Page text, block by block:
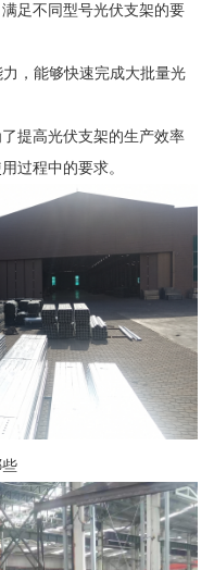
足不同型号光伏支架的要
，能够快速完成大批量光
提高光伏支架的生产效率
过程中的要求。